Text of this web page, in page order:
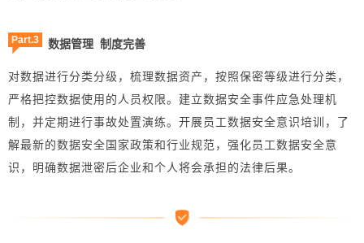
Part.3 数据管理 制度完善
对数据进行分类分级，梳理数据资产，按照保密等级进行分类，
严格把控数据使用的人员权限。建立数据安全事件应急处理机
制，并定期进行事故处置演练。开展员工数据安全意识培训，了
解最新的数据安全国家政策和行业规范，强化员工数据安全意
识，明确数据泄密后企业和个人将会承担的法律后果。